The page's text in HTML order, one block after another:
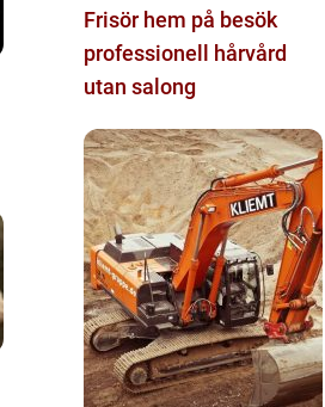
Frisör hem på besök
professionell hårvård
utan salong